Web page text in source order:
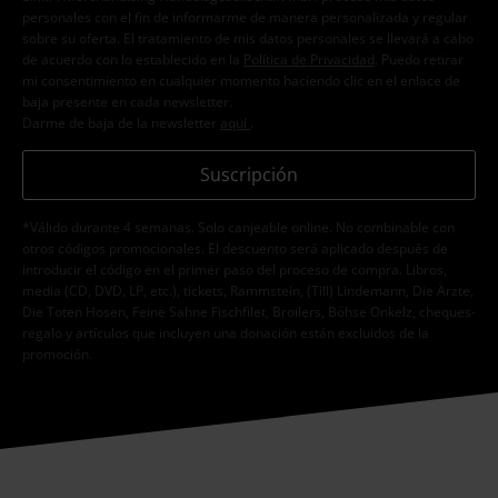
personales con el fin de informarme de manera personalizada y regular
sobre su oferta. El tratamiento de mis datos personales se llevará a cabo
de acuerdo con lo establecido en la
Política de Privacidad . Puedo retirar
mi consentimiento en cualquier momento haciendo clic en el enlace de
baja presente en cada newsletter.
Darme de baja de la newsletter
aquí
Suscripción
*Válido durante 4 semanas. Solo canjeable online. No combinable con
otros códigos promocionales. El descuento será aplicado después de
introducir el código en el primer paso del proceso de compra. Libros,
media (CD, DVD, LP, etc.), tickets, Rammstein, (Till) Lindemann, Die Ärzte,
Die Toten Hosen, Feine Sahne Fischfilet, Broilers, Böhse Onkelz, cheques-
regalo y artículos que incluyen una donación están excluidos de la
promoción.